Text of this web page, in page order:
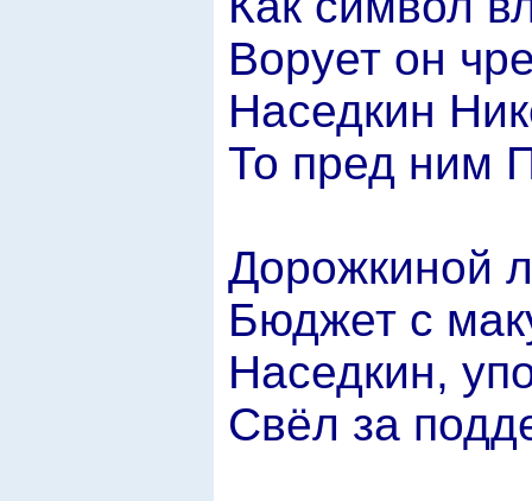
Ворует он
Наседкин
То пред ним
Дорожкиной
Бюджет с
Наседкин,
Свёл за